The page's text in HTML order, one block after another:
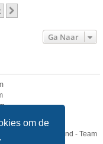
om de
Ga Naar
Nikon Club Nederland - Team